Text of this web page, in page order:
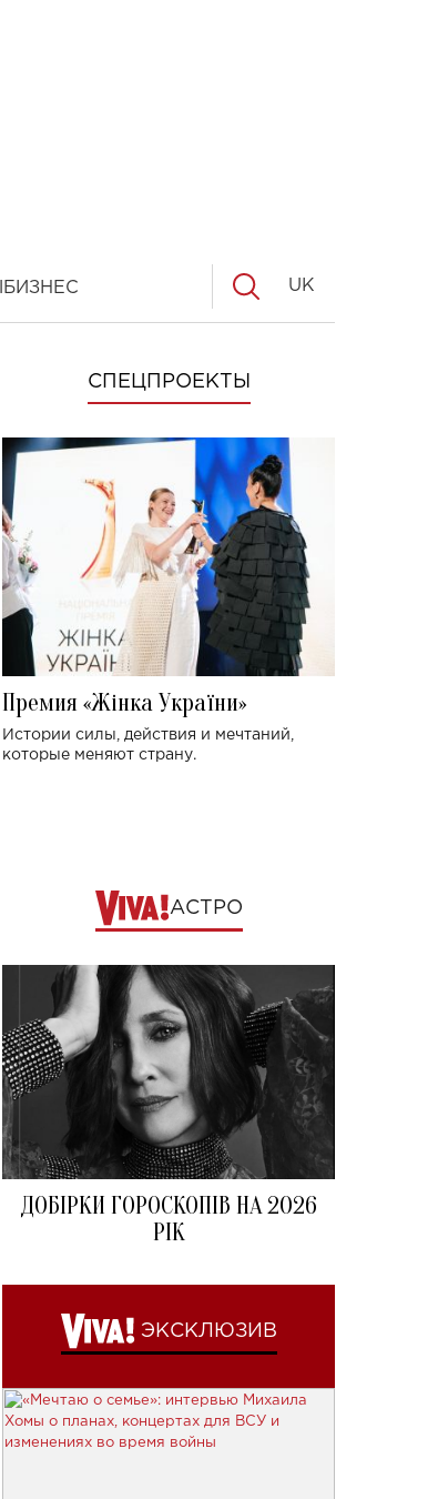
БИЗНЕС UK
СПЕЦПРОЕКТЫ
Премия «Жінка України»
Истории силы, действия и мечтаний,
которые меняют страну.
АСТРО
ДОБІРКИ ГОРОСКОПІВ НА 2026
РІК
ЭКСКЛЮЗИВ